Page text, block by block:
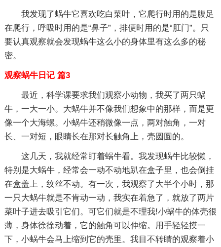
我发现了蜗牛它喜欢吃白菜叶，它爬行时用的是腹足
在爬行，呼吸时用的是“鼻子”，排便时用的是“肛门”。只
要认真观察就会发现蜗牛这么小的身体里有这么多的秘
密。
观察蜗牛日记 篇3
最近，科学课要求我们观察小动物，我买了两只蜗
牛，一大一小。大蜗牛并不像我们想象中的那样，而是更
像一个大海螺。小蜗牛还稍微像一点，两对触角，一对
长、一对短，眼睛长在那对长触角上，壳圆圆的。
这几天，我就经常盯着蜗牛看。我发现蜗牛比较懒，
特别是大蜗牛，经常会一动不动地趴在盒子里，也会倒挂
在盒盖上，纹丝不动。有一次，我观察了大半个小时，那
一只大蜗牛就是不肯动一动，我实在着急了，就放了两片
菜叶子进去吸引它们。可它们就是不理我!小蜗牛的体壳很
薄，身体徐徐动着，它的触角可以伸缩。用手轻轻摸一
下，小蜗牛会马上缩到它的壳里。我目不转睛的观察着小